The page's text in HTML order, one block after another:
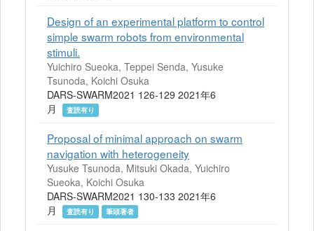
Design of an experimental platform to control
simple swarm robots from environmental
stimuli.
Yuichiro Sueoka, Teppei Senda, Yusuke
Tsunoda, Koichi Osuka
DARS-SWARM2021 126-129 2021年6
月
査読有り
Proposal of minimal approach on swarm
navigation with heterogeneity
Yusuke Tsunoda, Mitsuki Okada, Yuichiro
Sueoka, Koichi Osuka
DARS-SWARM2021 130-133 2021年6
月
査読有り 筆頭著者